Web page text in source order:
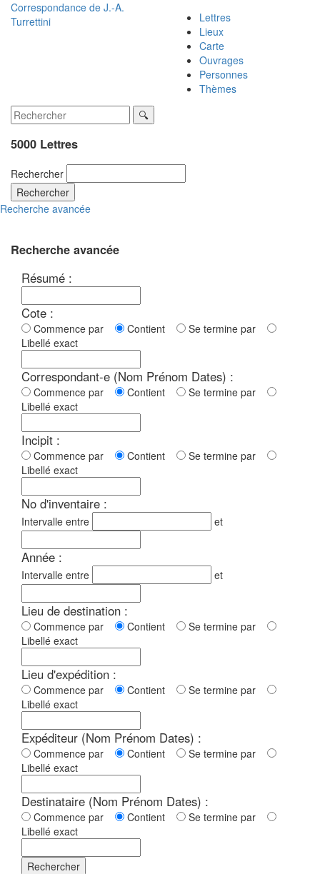
Correspondance de J.-A.
Turrettini
Lettres
Lieux
Carte
Ouvrages
Personnes
Thèmes
5000 Lettres
Rechercher
Rechercher
Recherche avancée
Recherche avancée
Résumé :
Cote :
Commence par Contient
Se termine par
Libellé exact
Correspondant-e (Nom Prénom Dates) :
Commence par Contient
Se termine par
Libellé exact
Incipit :
Commence par Contient
Se termine par
Libellé exact
No d'inventaire :
Intervalle entre et
Année :
Intervalle entre et
Lieu de destination :
Commence par Contient
Se termine par
Libellé exact
Lieu d'expédition :
Commence par Contient
Se termine par
Libellé exact
Expéditeur (Nom Prénom Dates) :
Commence par Contient
Se termine par
Libellé exact
Destinataire (Nom Prénom Dates) :
Commence par Contient
Se termine par
Libellé exact
Rechercher